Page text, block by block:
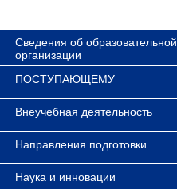
Сведения об образовательной
организации
ПОСТУПАЮЩЕМУ
Внеучебная деятельность
Направления подготовки
Наука и инновации